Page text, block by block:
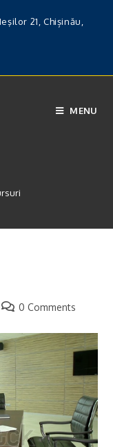
21, Chișinău,
MENU
Post0 Comments